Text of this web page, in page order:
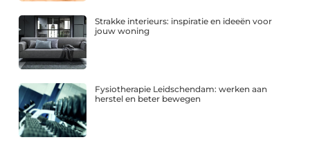
Strakke interieurs: inspiratie en ideeën voor
jouw woning
Fysiotherapie Leidschendam: werken aan
herstel en beter bewegen